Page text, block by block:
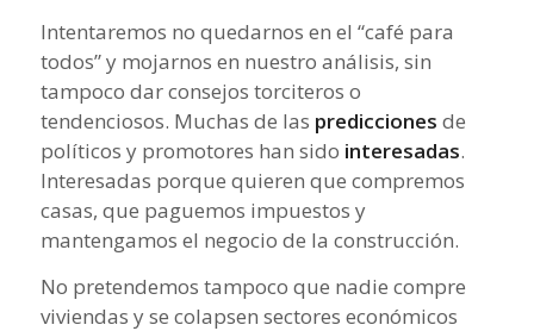
Intentaremos no quedarnos en el “café para
todos” y mojarnos en nuestro análisis, sin
tampoco dar consejos torciteros o
tendenciosos. Muchas de las predicciones de
políticos y promotores han sido interesadas.
Interesadas porque quieren que compremos
casas, que paguemos impuestos y
mantengamos el negocio de la construcción.
No pretendemos tampoco que nadie compre
viviendas y se colapsen sectores económicos